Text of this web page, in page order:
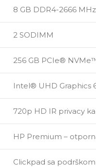
8 GB DDR4-2666 MHz
2 SODIMM
256 GB PCIe®
Intel® UHD Graphics
720p HD IR privacy
HP Premium –
Clickpad sa